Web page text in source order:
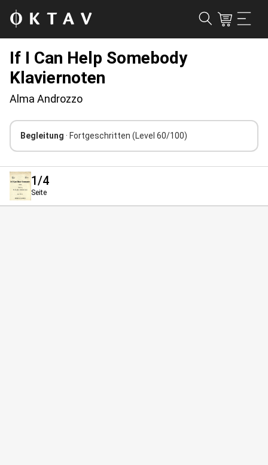
If I Can Help Somebody
Klaviernoten
Alma Androzzo
Begleitung · Fortgeschritten (Level 60/100)
1/4
Seite